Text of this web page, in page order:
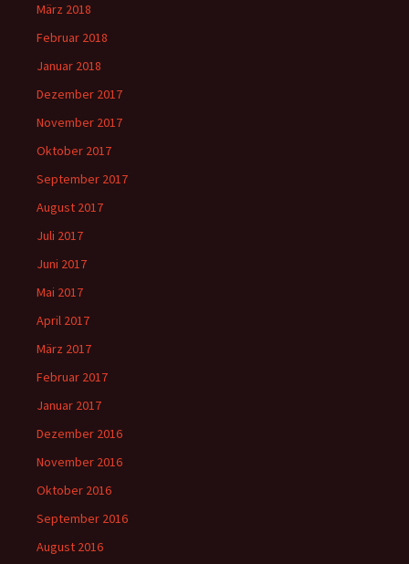
März 2018
Februar 2018
Januar 2018
Dezember 2017
November 2017
Oktober 2017
September 2017
August 2017
Juli 2017
Juni 2017
Mai 2017
April 2017
März 2017
Februar 2017
Januar 2017
Dezember 2016
November 2016
Oktober 2016
September 2016
August 2016